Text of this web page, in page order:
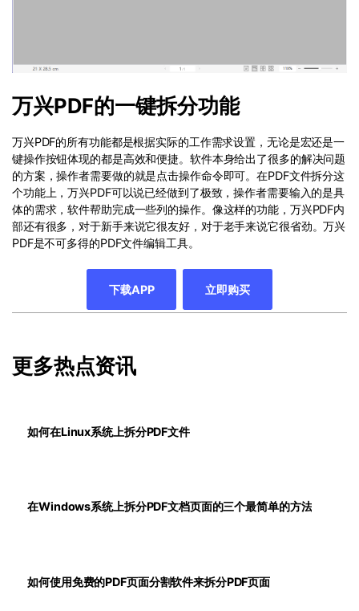
万兴PDF的一键拆分功能
万兴PDF的所有功能都是根据实际的工作需求设置，无论是宏还是一
键操作按钮体现的都是高效和便捷。软件本身给出了很多的解决问题
的方案，操作者需要做的就是点击操作命令即可。在PDF文件拆分这
个功能上，万兴PDF可以说已经做到了极致，操作者需要输入的是具
体的需求，软件帮助完成一些列的操作。像这样的功能，万兴PDF内
部还有很多，对于新手来说它很友好，对于老手来说它很省劲。万兴
PDF是不可多得的PDF文件编辑工具。
下载APP 立即购买
更多热点资讯
如何在Linux系统上拆分PDF文件
在Windows系统上拆分PDF文档页面的三个最简单的方法
如何使用免费的PDF页面分割软件来拆分PDF页面